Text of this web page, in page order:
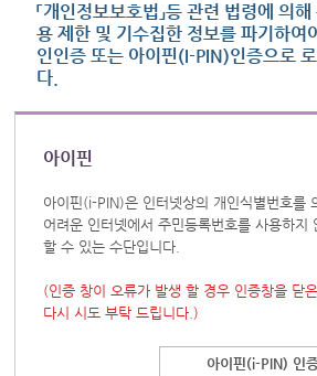
「개인정보보호법」등 관련 법령에 의
용 제한 및 기수집한 정보를 파기하여
인인증 또는 아이핀(I-PIN)인증으로
다.
아이핀
아이핀(i-PIN)은 인터넷상의 개인식별번호를
어려운 인터넷에서 주민등록번호를 사용하지
할 수 있는 수단입니다.
(인증 창이 오류가 발생 할 경우 인증창을 닫
다시 시도 부탁 드립니다.)
아이핀(i-PIN) 인